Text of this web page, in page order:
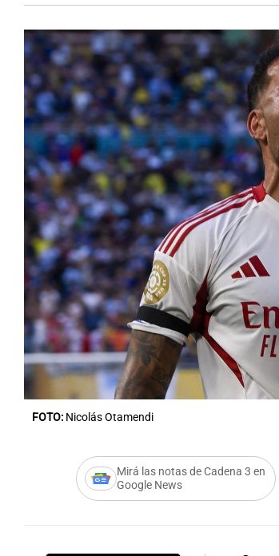
FOTO: Nicolás Otamendi
Mirá las notas de Cadena 3 en
Google News